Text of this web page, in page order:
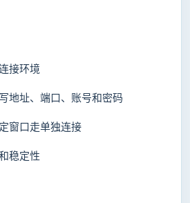
接环境
地址、端口、账号和密码
窗口走单独连接
稳定性